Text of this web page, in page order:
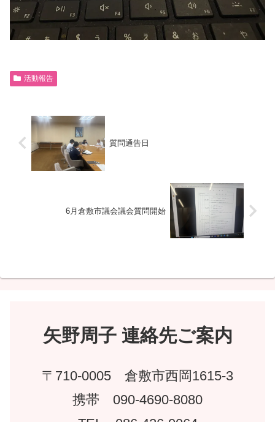
活動報告
質問通告日
6月倉敷市議会議会質問開始
矢野周子 連絡先ご案内
〒710-0005 倉敷市西岡1615-3
携帯 090-4690-8080